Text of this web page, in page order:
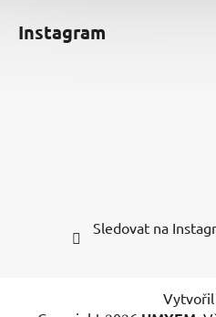
Instagram
Sledovat na